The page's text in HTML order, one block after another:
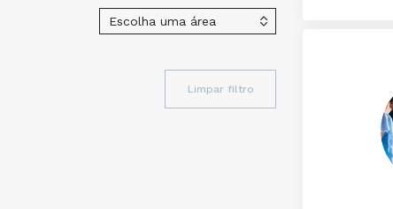
Limpar filtro